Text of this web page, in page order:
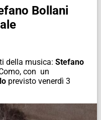
Bollani
della musica: Stefano
con un
previsto venerdì 3